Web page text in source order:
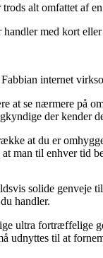
alt omfattet af
med kort
internet
at se nærmere på
der kender
at du er
at man til enhver tid
solide genveje
handler.
ultra fortræffelige
udnyttes til at